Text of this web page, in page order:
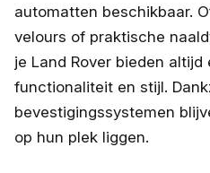
automatten beschikbaar.
velours of praktische
je Land Rover bieden
functionaliteit en stijl.
bevestigingssystemen
op hun plek liggen.